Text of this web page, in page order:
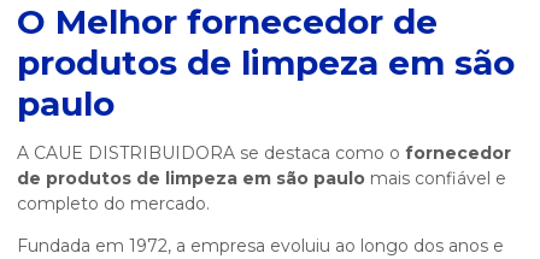
O Melhor fornecedor de
produtos de limpeza em são
paulo
A CAUE DISTRIBUIDORA se destaca como o fornecedor
de produtos de limpeza em são paulo mais confiável e
completo do mercado.
Fundada em 1972, a empresa evoluiu ao longo dos anos e